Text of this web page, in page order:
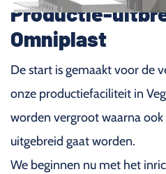
Productie-
Omniplast
De start is gemaakt voor de
onze productiefaciliteit in
worden vergroot waarna
uitgebreid gaat worden.
We beginnen nu met het